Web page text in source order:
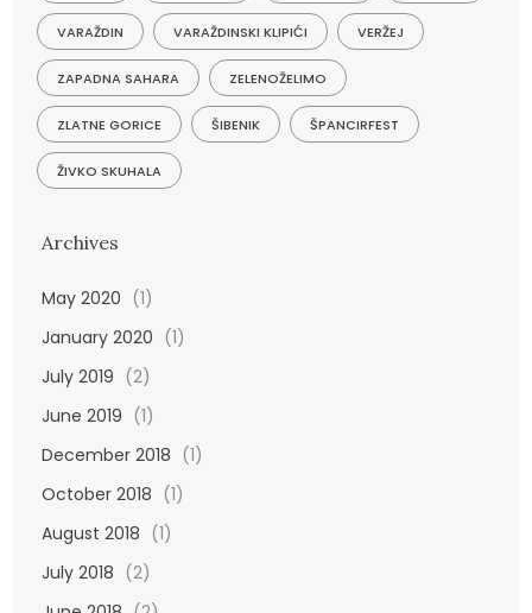
VARAŽDIN VARAŽDINSKI KLIPIĆI VERŽEJ
ZAPADNA SAHARA ZELENOŽELIMO
ZLATNE GORICE ŠIBENIK ŠPANCIRFEST
ŽIVKO SKUHALA
Archives
May 2020 (1)
January 2020 (1)
July 2019 (2)
June 2019 (1)
December 2018 (1)
October 2018 (1)
August 2018 (1)
July 2018 (2)